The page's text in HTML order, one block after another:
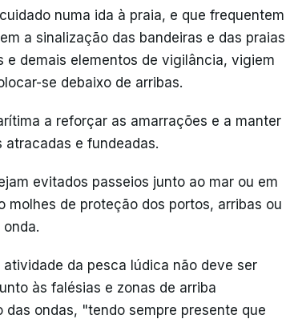
numa ida à praia, e que frequentem
a sinalização das bandeiras e das praias
demais elementos de vigilância, vigiem
se debaixo de arribas.
a reforçar as amarrações e a manter
e fundeadas.
evitados passeios junto ao mar ou em
de proteção dos portos, arribas ou
da pesca lúdica não deve ser
às falésias e zonas de arriba
ondas, "tendo sempre presente que